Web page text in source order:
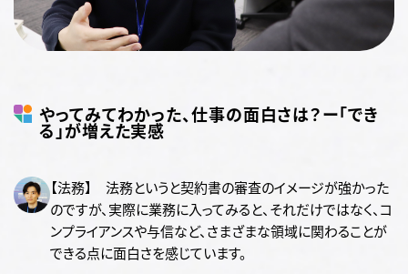
やってみてわかった、仕事の面白さは？ー「でき
る」が増えた実感
【法務】 法務というと契約書の審査のイメージが強かった
のですが、実際に業務に入ってみると、それだけではなく、コ
ンプライアンスや与信など、さまざまな領域に関わることが
できる点に面白さを感じています。